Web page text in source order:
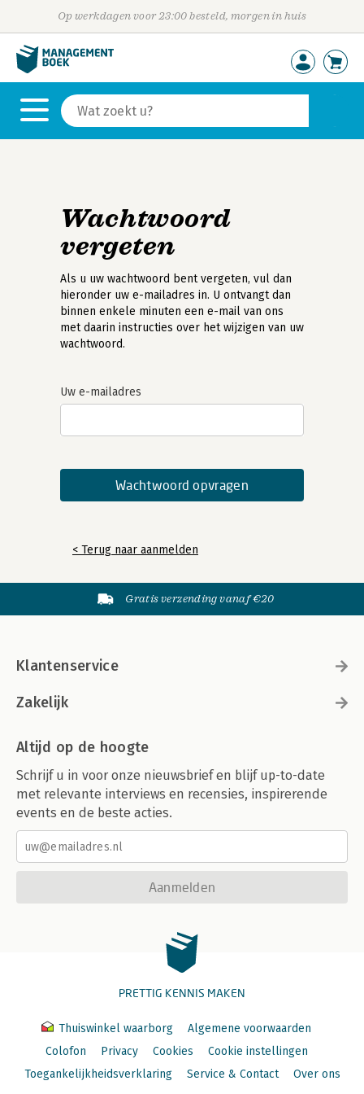
Op werkdagen voor 23:00 besteld, morgen in huis
Wachtwoord
vergeten
Als u uw wachtwoord bent vergeten, vul dan
hieronder uw e-mailadres in. U ontvangt dan
binnen enkele minuten een e-mail van ons
met daarin instructies over het wijzigen van uw
wachtwoord.
Uw e-mailadres
< Terug naar aanmelden
Gratis verzending vanaf €20
Klantenservice
Zakelijk
Altijd op de hoogte
Schrijf u in voor onze nieuwsbrief en blijf up-to-date
met relevante interviews en recensies, inspirerende
events en de beste acties.
Aanmelden
PRETTIG KENNIS MAKEN
Thuiswinkel waarborg
Algemene voorwaarden
Colofon
Privacy Cookies
Cookie instellingen
Toegankelijkheidsverklaring
Service & Contact Over ons